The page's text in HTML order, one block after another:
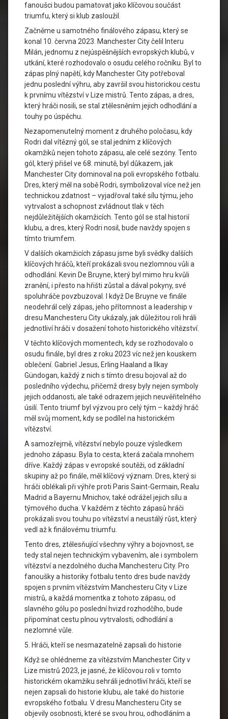
fanoušci budou pamatovat jako klíčovou součást
triumfu, který si klub zasloužil.
Začněme u samotného finálového zápasu, který se
konal 10. června 2023. Manchester City čelil Interu
Milán, jednomu z nejúspěšnějších evropských klubů, v
utkání, které rozhodovalo o osudu celého ročníku. Byl to
zápas plný napětí, kdy Manchester City potřeboval
jednu poslední výhru, aby završil svou historickou cestu
k prvnímu vítězství v Lize mistrů. Tento zápas, a dres,
který hráči nosili, se stal ztělesněním jejich odhodlání a
touhy po úspěchu.
Nezapomenutelný moment z druhého poločasu, kdy
Rodri dal vítězný gól, se stal jedním z klíčových
okamžiků nejen tohoto zápasu, ale celé sezóny. Tento
gól, který přišel ve 68. minutě, byl důkazem, jak
Manchester City dominoval na poli evropského fotbalu.
Dres, který měl na sobě Rodri, symbolizoval více než jen
technickou zdatnost – vyjadřoval také sílu týmu, jeho
vytrvalost a schopnost zvládnout tlak v těch
nejdůležitějších okamžicích. Tento gól se stal historií
klubu, a dres, který Rodri nosil, bude navždy spojen s
tímto triumfem.
V dalších okamžicích zápasu jsme byli svědky dalších
klíčových hráčů, kteří prokázali svou nezlomnou vůli a
odhodlání. Kevin De Bruyne, který byl mimo hru kvůli
zranění, i přesto na hřišti zůstal a dával pokyny, své
spoluhráče povzbuzoval. I když De Bruyne ve finále
neodehrál celý zápas, jeho přítomnost a leadership v
dresu Manchesteru City ukázaly, jak důležitou roli hráli
jednotliví hráči v dosažení tohoto historického vítězství.
V těchto klíčových momentech, kdy se rozhodovalo o
osudu finále, byl dres z roku 2023 víc než jen kouskem
oblečení. Gabriel Jesus, Erling Haaland a Ilkay
Gündogan, každý z nich s tímto dresu bojoval až do
posledního výdechu, přičemž dresy byly nejen symboly
jejich oddanosti, ale také odrazem jejich neuvěřitelného
úsilí. Tento triumf byl výzvou pro celý tým – každý hráč
měl svůj moment, kdy se podílel na historickém
vítězství.
A samozřejmě, vítězství nebylo pouze výsledkem
jednoho zápasu. Byla to cesta, která začala mnohem
dříve. Každý zápas v evropské soutěži, od základní
skupiny až po finále, měl klíčový význam. Dres, který si
hráči oblékali při výhře proti Paris Saint-Germain, Realu
Madrid a Bayernu Mnichov, také odrážel jejich sílu a
týmového ducha. V každém z těchto zápasů hráči
prokázali svou touhu po vítězství a neustálý růst, který
vedl až k finálovému triumfu.
Tento dres, ztělesňující všechny výhry a bojovnost, se
tedy stal nejen technickým vybavením, ale i symbolem
vítězství a nezdolného ducha Manchesteru City. Pro
fanoušky a historiky fotbalu tento dres bude navždy
spojen s prvním vítězstvím Manchesteru City v Lize
mistrů, a každá momentka z tohoto zápasu, od
slavného gólu po poslední hvizd rozhodčího, bude
připomínat cestu plnou vytrvalosti, odhodlání a
nezlomné vůle.
5. Hráči, kteří se nesmazatelně zapsali do historie
Když se ohlédneme za vítězstvím Manchester City v
Lize mistrů 2023, je jasné, že klíčovou roli v tomto
historickém okamžiku sehráli jednotliví hráči, kteří se
nejen zapsali do historie klubu, ale také do historie
evropského fotbalu. V dresu Manchesteru City se
objevily osobnosti, které se svou hrou, odhodláním a